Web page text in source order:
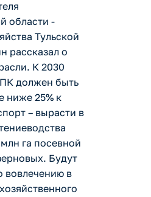
области -
Тульской
рассказал о
К 2030
должен быть
ниже 25% к
– вырасти в
га посевной
Будут
вовлечению в